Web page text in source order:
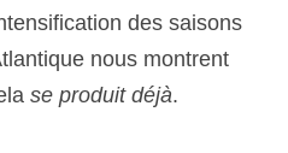
des saisons
nous montrent
se produit déjà.